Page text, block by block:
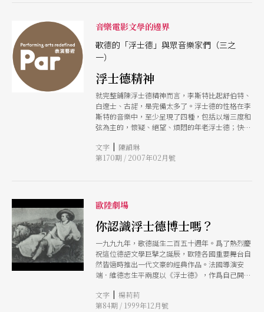
音樂電影文學的邊界
歌德的「浮士德」與眾音樂家們（三之
一）
浮士德精神
就完整鋪陳浮士德精神而言，李斯特比起舒伯特、
白遼士、古諾，是完備太多了。浮士德的性格在李
斯特的音樂中，至少呈現了四種，包括以增三度和
弦為主的，懷疑、絕望、煩悶的年老浮士德；快速
的浮士德；還有旋律溫柔充滿愛意、所表現出來的
在愛情中的浮士德；最後是輝煌以銅管樂器為主樂
文字 | 陳韻琳
第170期 / 2007年02月號
歐陸劇場
你認識浮士德博士嗎？
一九九九年，歌德誕生二百五十週年。爲了熱烈慶
祝這位德語文學巨擘之誕辰，歐陸各國重要舞台自
然皆適時推出一代文豪的經典作品。法國導演安
端．維德志生平兩度以《浮士德》，作爲自己開創
幕戲，其詮釋的角度與表演策略，於今看來，仍渙
發新意與深諦。
文字 | 楊莉莉
第84期 / 1999年12月號